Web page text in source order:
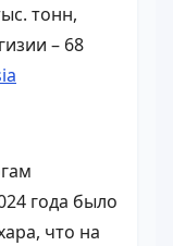
тонн,
– 68
года было
что на